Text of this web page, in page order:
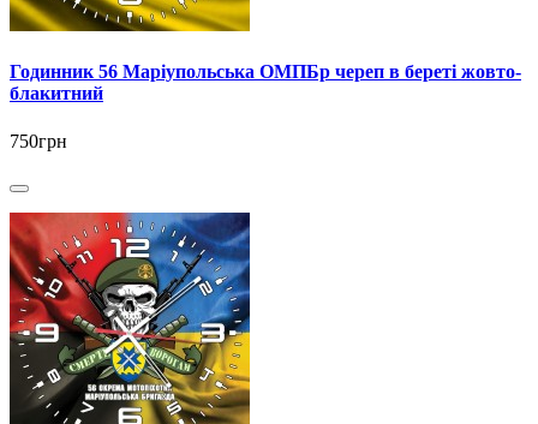
Годинник 56 Маріупольська ОМПБр череп в береті жовто-
блакитний
750грн